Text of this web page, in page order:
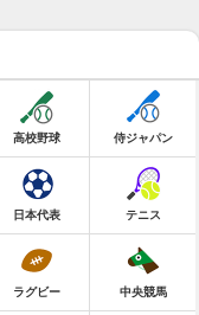
高校野球 侍ジャパン
日本代表 テニス
ラグビー 中央競馬